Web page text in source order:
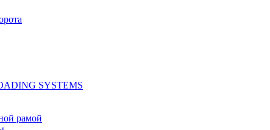
SYSTEMS
рамой